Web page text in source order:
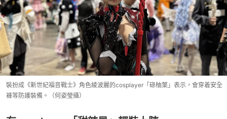
裝扮成《新世紀福音戰士》角色綾波麗的cosplayer「碌柚葉」表示，會穿着安全
褲等防護裝備。（何姿瑩攝）